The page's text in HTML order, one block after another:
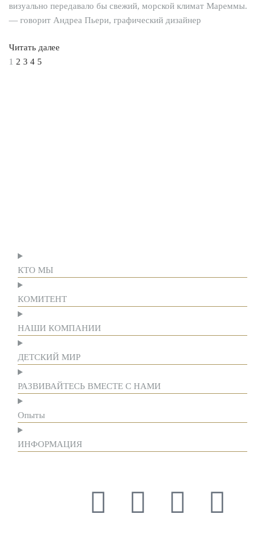
визуально передавало бы свежий, морской климат Мареммы.
— говорит Андреа Пьери, графический дизайнер
Читать далее
1 2 3 4 5
КТО МЫ
КОМИТЕНТ
НАШИ КОМПАНИИ
ДЕТСКИЙ МИР
РАЗВИВАЙТЕСЬ ВМЕСТЕ С НАМИ
Опыты
ИНФОРМАЦИЯ